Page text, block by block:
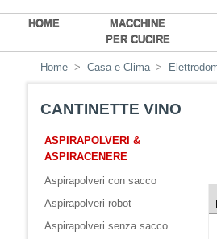
HOME
MACCHINE
PER CUCIRE
Home > Casa e Clima >
CANTINETTE VINO
ASPIRAPOLVERI &
ASPIRACENERE
Aspirapolveri con sacco
Aspirapolveri robot
Aspirapolveri senza sacco